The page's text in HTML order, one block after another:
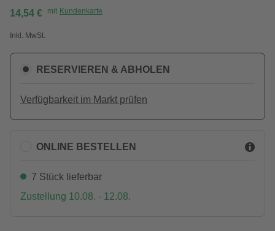
14,54 € mit Kundenkarte
Inkl. MwSt.
RESERVIEREN & ABHOLEN
Verfügbarkeit im Markt prüfen
ONLINE BESTELLEN
7 Stück lieferbar
Zustellung 10.08. - 12.08.